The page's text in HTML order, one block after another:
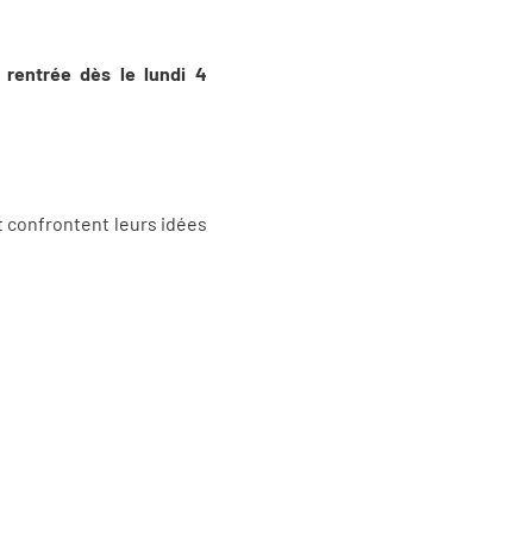
rentrée dès le lundi 4
confrontent leurs idées